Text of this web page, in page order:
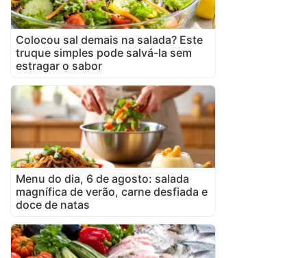
Colocou sal demais na salada? Este
truque simples pode salvá-la sem
estragar o sabor
Menu do dia, 6 de agosto: salada
magnífica de verão, carne desfiada e
doce de natas